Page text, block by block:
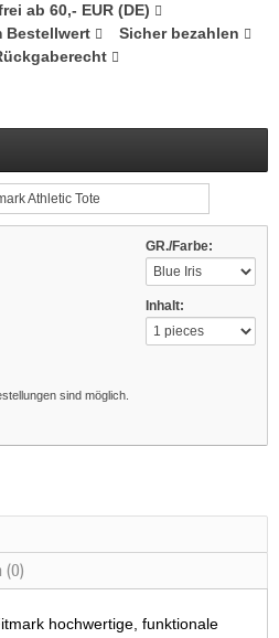
ab 60,- EUR (DE)
Bestellwert
Sicher bezahlen
GR./Farbe:
Inhalt:
sind möglich.
(0)
hochwertige, funktionale